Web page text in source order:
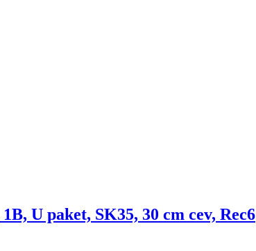
U paket, SK35, 30 cm cev, Rec6